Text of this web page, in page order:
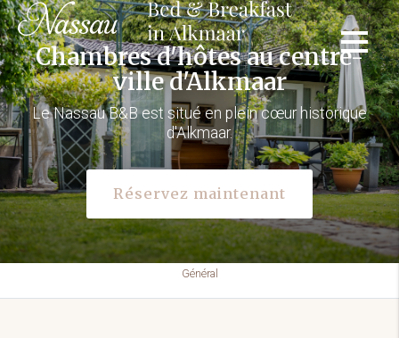
Chambres d'hôtes au centre-
ville d'Alkmaar
Le Nassau B&B est situé en plein cœur historique
d'Alkmaar.
Réservez maintenant
Général